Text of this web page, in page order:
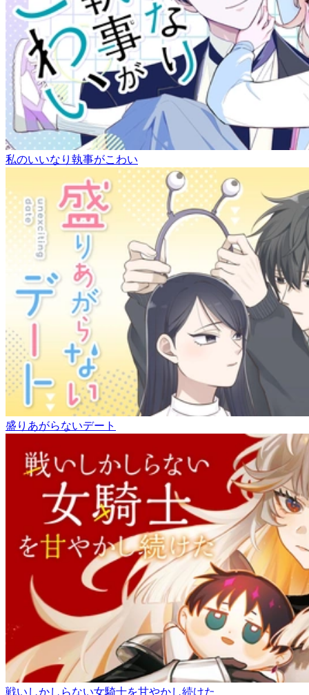
私のいいなり執事がこわい
盛りあがらないデート
戦いしかしらない女騎士を甘やかし続けた